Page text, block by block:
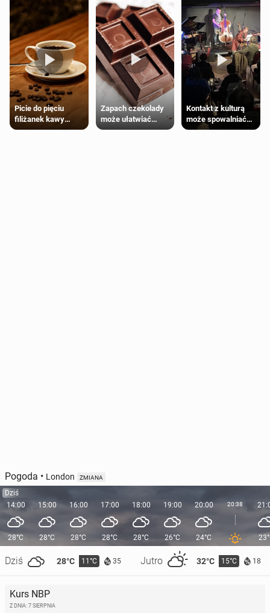
Picie do pięciu
filiżanek kawy
dziennie jest
Zapach czekolady
może ułatwiać
trening siłowy
Kontakt z kulturą
może spowalniać
starzenie
Pogoda • London ZMIANA
Dziś
14:00
28°C
Dziś 28°C 11°C 35 Jutro 32°C 15°C 18
15:00
28°C
16:00
28°C
17:00
28°C
18:00
28°C
19:00
26°C
20:00
24°C
20:38
Kurs NBP
Z DNIA: 7 SIERPNIA